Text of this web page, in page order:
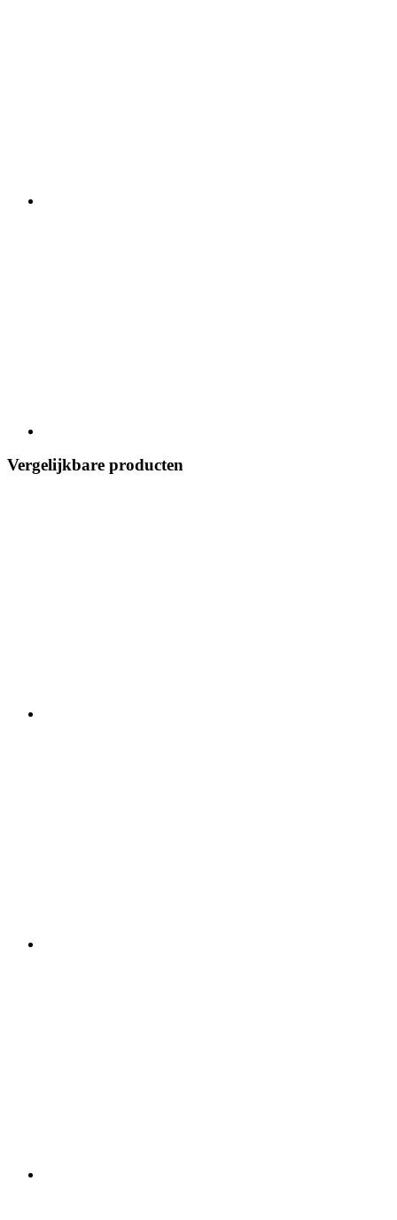
Vergelijkbare producten